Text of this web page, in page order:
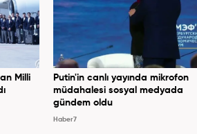
Milli
Putin'in canlı yayında mikrofon
müdahalesi sosyal medyada
gündem oldu
Haber7